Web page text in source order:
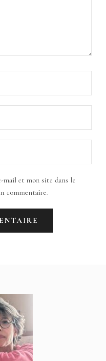
mail et mon site dans le
commentaire.